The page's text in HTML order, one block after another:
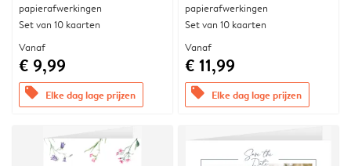
papierafwerkingen
Set van 10 kaarten
Vanaf
€ 9,99
offers Elke dag lage prijzen
papierafwerkingen
Set van 10 kaarten
Vanaf
€ 11,99
offers Elke dag lage prijzen